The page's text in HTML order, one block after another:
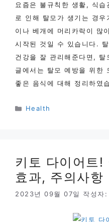
요즘은 불규칙한 생활, 식
로 인해 탈모가 생기는 경
이나 베개에 머리카락이 많
시작된 것일 수 있습니다.
건강을 잘 관리해준다면,
글에서는 탈모 예방을 위한
좋은 음식에 대해 정리하였
카
Health
키토 다이어트!
효과, 주의사항
2023년 09월 07일 작성자: